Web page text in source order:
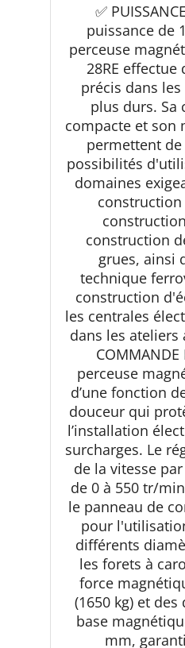
Carotteuse
mm et
✅
puissance de
perceuse
28RE effectue
précis dans
plus durs. Sa
compacte et son
permettent
possibilités
domaines
construction
construction
grues, ainsi
technique
construction
les centrales
dans les ateliers
COMMANDE
perceuse
d’une fonction
douceur qui
l’installation
surcharges. Le
de la vitesse
de 0 à 550 tr/
le panneau de
pour
différents
les forets à
force
(1650 kg) et
base
mm,